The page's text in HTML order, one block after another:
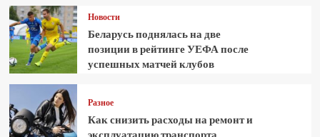
Новости
Беларусь поднялась на две
позиции в рейтинге УЕФА после
успешных матчей клубов
Разное
Как снизить расходы на ремонт и